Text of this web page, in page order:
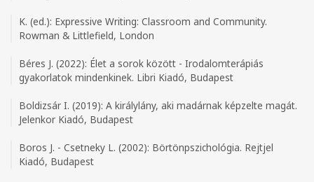
K. (ed.): Expressive Writing: Classroom and Community.
Rowman & Littlefield, London
Béres J. (2022): Élet a sorok között - Irodalomterápiás
gyakorlatok mindenkinek. Libri Kiadó, Budapest
Boldizsár I. (2019): A királylány, aki madárnak képzelte magát.
Jelenkor Kiadó, Budapest
Boros J. - Csetneky L. (2002): Börtönpszichológia. Rejtjel
Kiadó, Budapest